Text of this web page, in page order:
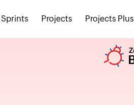
Projects Plus
Projects
Sprints